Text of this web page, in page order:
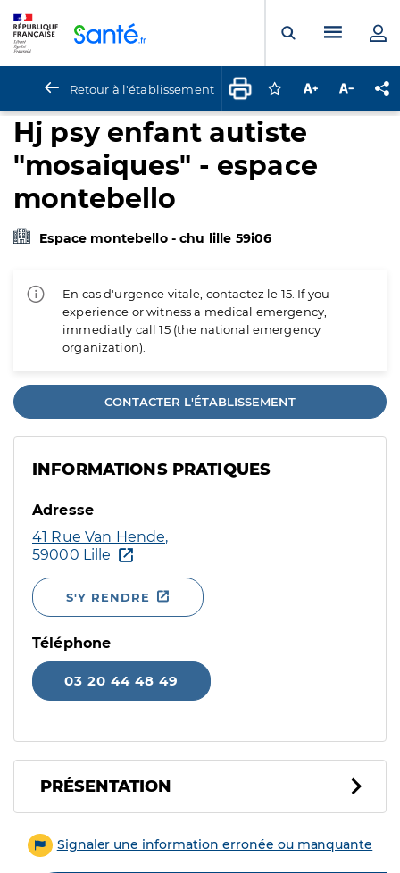
Ouvrir laMenu
Retour à l'établissement Connectez-vous
Augmenter la
Hj psy enfant autiste
"mosaiques" - espace
montebello
Espace montebello - chu lille 59i06
En cas d'urgence vitale, contactez le 15. If you
experience or witness a medical emergency,
immediatly call 15 (the national emergency
organization).
CONTACTER L'ÉTABLISSEMENT
INFORMATIONS PRATIQUES
Adresse
41 Rue Van Hende,
59000 Lille
S'Y RENDRE
Téléphone
03 20 44 48 49
PRÉSENTATION
Signaler une information erronée ou manquante